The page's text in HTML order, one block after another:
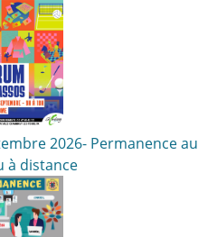
2026- Permanence au
à distance